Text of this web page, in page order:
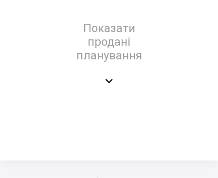
Показати
продані
планування
